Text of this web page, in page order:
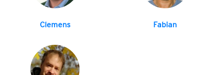
Clemens Fabian